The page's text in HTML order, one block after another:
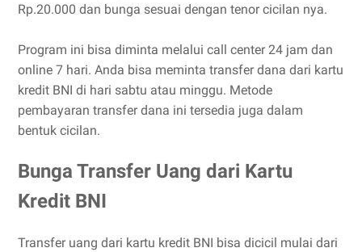
Rp.20.000 dan bunga sesuai dengan tenor cicilan nya.
Program ini bisa diminta melalui call center 24 jam dan
online 7 hari. Anda bisa meminta transfer dana dari kartu
kredit BNI di hari sabtu atau minggu. Metode
pembayaran transfer dana ini tersedia juga dalam
bentuk cicilan.
Bunga Transfer Uang dari Kartu
Kredit BNI
Transfer uang dari kartu kredit BNI bisa dicicil mulai dari